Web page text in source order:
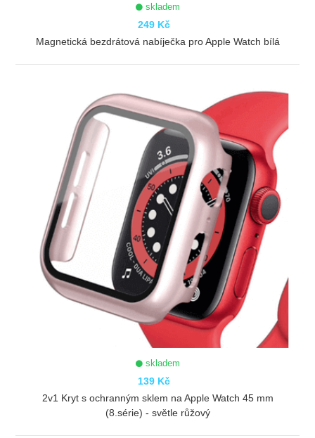
skladem
249 Kč
Magnetická bezdrátová nabíječka pro Apple Watch bílá
skladem
139 Kč
2v1 Kryt s ochranným sklem na Apple Watch 45 mm
(8.série) - světle růžový